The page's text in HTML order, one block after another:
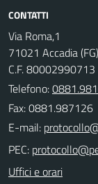
CONTATTI
Via Roma,1
71021 Accadia (FG)
C.F.
Telefono:
Fax: 0881.987126
E-mail:
PEC:
Uffici e orari